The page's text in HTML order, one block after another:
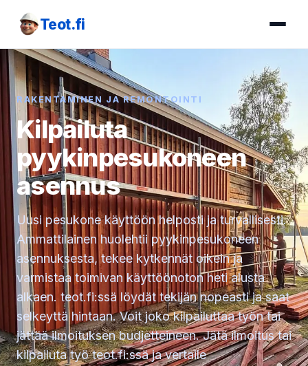
Teot.fi
RAKENTAMINEN JA REMONTOINTI
Kilpailuta
pyykinpesukoneen
asennus
Uusi pesukone käyttöön helposti ja turvallisesti.
Ammattilainen huolehtii pyykinpesukoneen
asennuksesta, tekee kytkennät oikein ja
varmistaa toimivan käyttöönoton heti alusta
alkaen. teot.fi:ssä löydät tekijän nopeasti ja saat
selkeyttä hintaan. Voit joko kilpailuttaa työn tai
jättää ilmoituksen budjetteineen. Jätä ilmoitus tai
kilpailuta työ teot.fi:ssä ja vertaile